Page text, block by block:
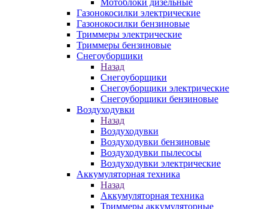
Мотоблоки дизельные
Газонокосилки электрические
Газонокосилки бензиновые
Триммеры электрические
Триммеры бензиновые
Снегоуборщики
Назад
Снегоуборщики
Снегоуборщики электрические
Снегоуборщики бензиновые
Воздуходувки
Назад
Воздуходувки
Воздуходувки бензиновые
Воздуходувки пылесосы
Воздуходувки электрические
Аккумуляторная техника
Назад
Аккумуляторная техника
Триммеры аккумуляторные